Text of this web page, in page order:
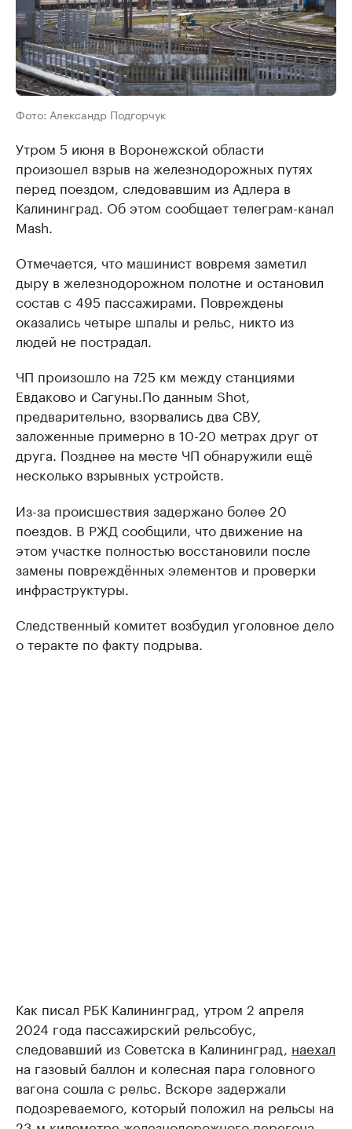
Фото: Александр Подгорчук
Утром 5 июня в Воронежской области
произошел взрыв на железнодорожных путях
перед поездом, следовавшим из Адлера в
Калининград. Об этом сообщает телеграм-канал
Mash.
Отмечается, что машинист вовремя заметил
дыру в железнодорожном полотне и остановил
состав с 495 пассажирами. Повреждены
оказались четыре шпалы и рельс, никто из
людей не пострадал.
ЧП произошло на 725 км между станциями
Евдаково и Сагуны.По данным Shot,
предварительно, взорвались два СВУ,
заложенные примерно в 10-20 метрах друг от
друга. Позднее на месте ЧП обнаружили ещё
несколько взрывных устройств.
Из-за происшествия задержано более 20
поездов. В РЖД сообщили, что движение на
этом участке полностью восстановили после
замены повреждённых элементов и проверки
инфраструктуры.
Следственный комитет возбудил уголовное дело
о теракте по факту подрыва.
Как писал РБК Калининград, утром 2 апреля
2024 года пассажирский рельсобус,
следовавший из Советска в Калининград, наехал
на газовый баллон и колесная пара головного
вагона сошла с рельс. Вскоре задержали
подозреваемого, который положил на рельсы на